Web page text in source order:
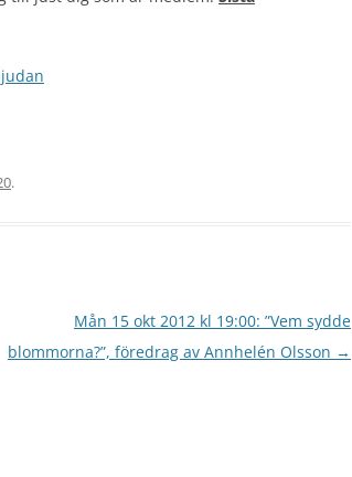
.
Mån 15 okt 2012 kl 19:00: ”Vem sydde
blommorna?”, föredrag av Annhelén Olsson →